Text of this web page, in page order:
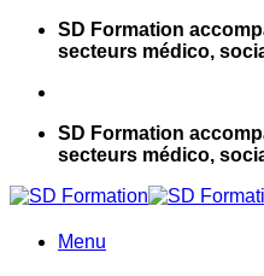
PasserSD Formation
secteurs médico,
SD Formation
secteurs médico,
Menu